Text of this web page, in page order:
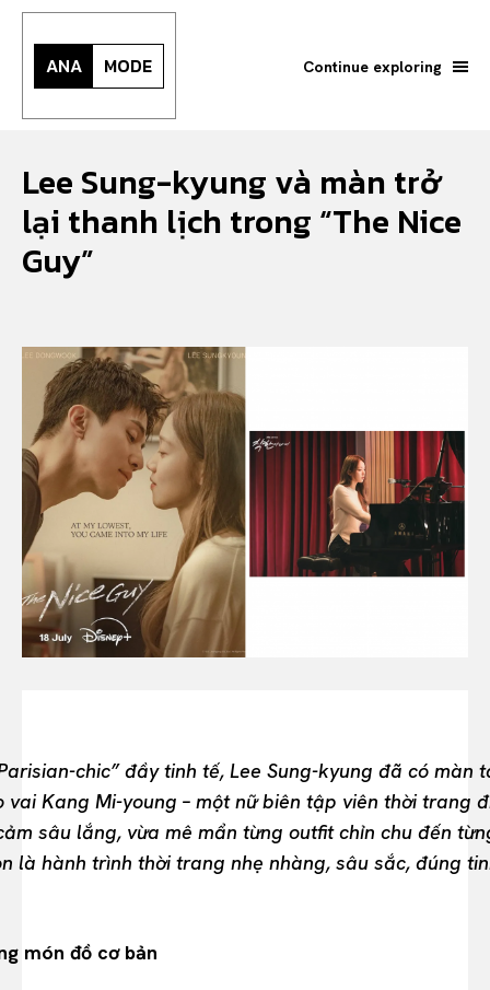
Or continue exploring...
All
INTELLIGENCE
FASHION INDUSTRY
BEAUTY UNIVERSE
ENTERTAINMENT
THE TASTE
LUXE MOTION
ANA MODE Continue exploring
Lee Sung-kyung và màn trở
lại thanh lịch trong “The Nice
Guy”
chic” đầy tinh tế, Lee Sung-kyung đã có
vai Kang Mi-young – một nữ biên tập viên thời trang
sâu lắng, vừa mê mẩn từng outfit chỉn chu đến
là hành trình thời trang nhẹ nhàng, sâu sắc, đúng
món đồ cơ bản